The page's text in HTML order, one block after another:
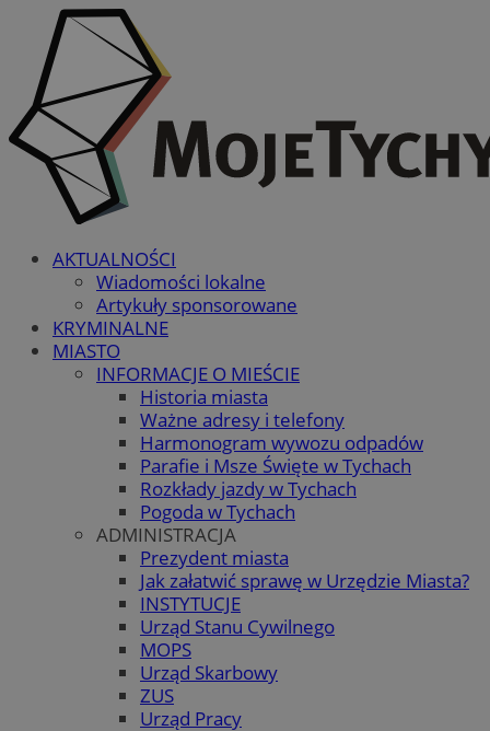
AKTUALNOŚCI
Wiadomości lokalne
Artykuły sponsorowane
KRYMINALNE
MIASTO
INFORMACJE O MIEŚCIE
Historia miasta
Ważne adresy i telefony
Harmonogram wywozu odpadów
Parafie i Msze Święte w Tychach
Rozkłady jazdy w Tychach
Pogoda w Tychach
ADMINISTRACJA
Prezydent miasta
Jak załatwić sprawę w Urzędzie Miasta?
INSTYTUCJE
Urząd Stanu Cywilnego
MOPS
Urząd Skarbowy
ZUS
Urząd Pracy